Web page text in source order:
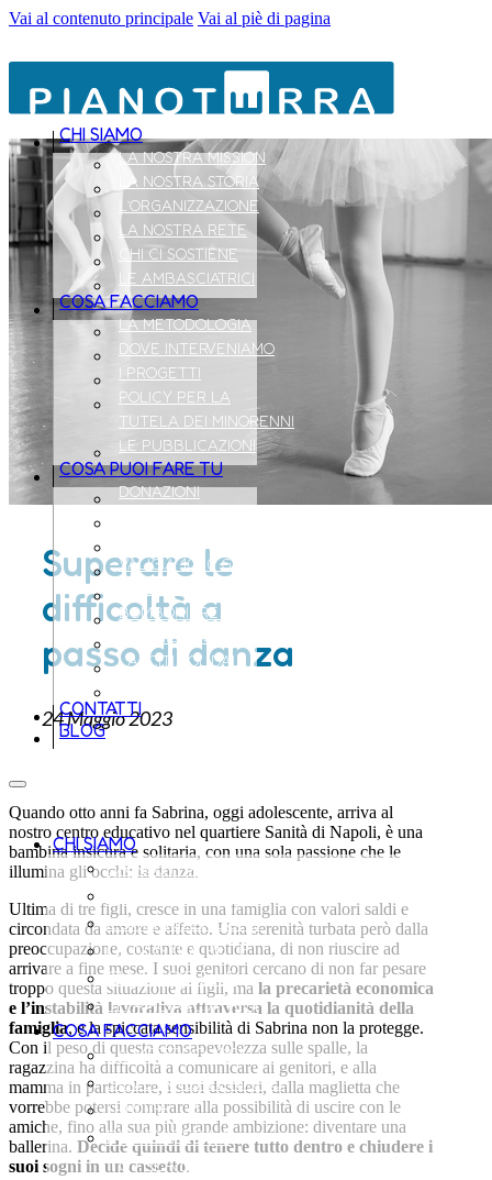
Vai al contenuto principale Vai al piè di pagina
CHI SIAMO
LA NOSTRA MISSION
LA NOSTRA STORIA
L’ORGANIZZAZIONE
LA NOSTRA RETE
CHI CI SOSTIENE
LE AMBASCIATRICI
COSA FACCIAMO
LA METODOLOGIA
DOVE INTERVENIAMO
I PROGETTI
POLICY PER LA
TUTELA DEI MINORENNI
LE PUBBLICAZIONI
COSA PUOI FARE TU
DONAZIONI
VALIGIA 1000 GIORNI
BOMBONIERE SOLIDALI
THE MILKY WAY
LASCITI SOLIDALI
CONTATTI
BLOG
CHI SIAMO
LA NOSTRA MISSION
L’ORGANIZZAZIONE
LA NOSTRA RETE
CHI CI SOSTIENE
LE AMBASCIATRICI
COSA FACCIAMO
LA METODOLOGIA
DOVE INTERVENIAMO
I PROGETTI
POLICY PER LA
TUTELA DEI MINORENNI
Superare le
difficoltà a
passo di danza
24 Maggio 2023
Quando otto anni fa Sabrina, oggi adolescente, arriva al
nostro centro educativo nel quartiere Sanità di Napoli, è una
bambina insicura e solitaria, con una sola passione che le
illumina gli occhi: la danza.
Ultima di tre figli, cresce in una famiglia con valori saldi e
circondata da amore e affetto. Una serenità turbata però dalla
preoccupazione, costante e quotidiana, di non riuscire ad
arrivare a fine mese. I suoi genitori cercano di non far pesare
troppo questa situazione ai figli, ma la precarietà economica
e l’instabilità lavorativa attraversa la quotidianità della
famiglia, e la spiccata sensibilità di Sabrina non la protegge.
Con il peso di questa consapevolezza sulle spalle, la
ragazzina ha difficoltà a comunicare ai genitori, e alla
mamma in particolare, i suoi desideri, dalla maglietta che
vorrebbe potersi comprare alla possibilità di uscire con le
amiche, fino alla sua più grande ambizione: diventare una
ballerina. Decide quindi di tenere tutto dentro e chiudere i
suoi sogni in un cassetto.